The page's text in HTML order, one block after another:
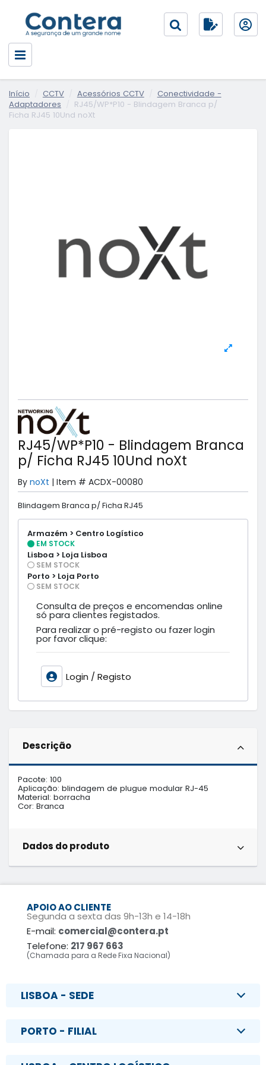
Início CCTV Acessórios CCTV
Conectividade -
Adaptadores
RJ45/WP*P10 - Blindagem Branca p/
Ficha RJ45 10Und noXt
RJ45/WP*P10 - Blindagem Branca
p/ Ficha RJ45 10Und noXt
By noXt | Item # ACDX-00080
Blindagem Branca p/ Ficha RJ45
Armazém > Centro Logístico
EM STOCK
Lisboa > Loja Lisboa
SEM STOCK
Porto > Loja Porto
SEM STOCK
Consulta de preços e encomendas online
só para clientes registados.
Para realizar o pré-registo ou fazer login
por favor clique:
Login / Registo
Descrição
Pacote: 100
Aplicação: blindagem de plugue modular RJ-45
Material: borracha
Cor: Branca
Dados do produto
APOIO AO CLIENTE
Segunda a sexta das 9h-13h e 14-18h
E-mail: comercial@contera.pt
Telefone: 217 967 663
(Chamada para a Rede Fixa Nacional)
LISBOA - SEDE
PORTO - FILIAL